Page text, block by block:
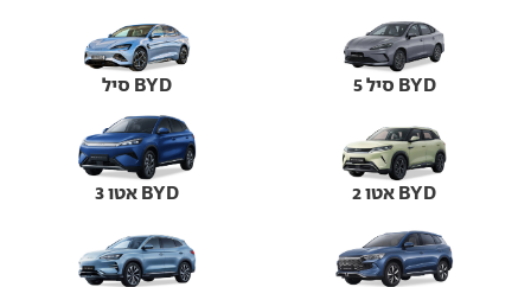
BYD סיל 5 BYD סיל
BYD אטו 2 BYD אטו 3